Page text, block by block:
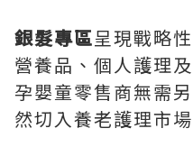
銀髮專區呈現戰略
營養品、個人護理
孕嬰童零售商無需
然切入養老護理市場